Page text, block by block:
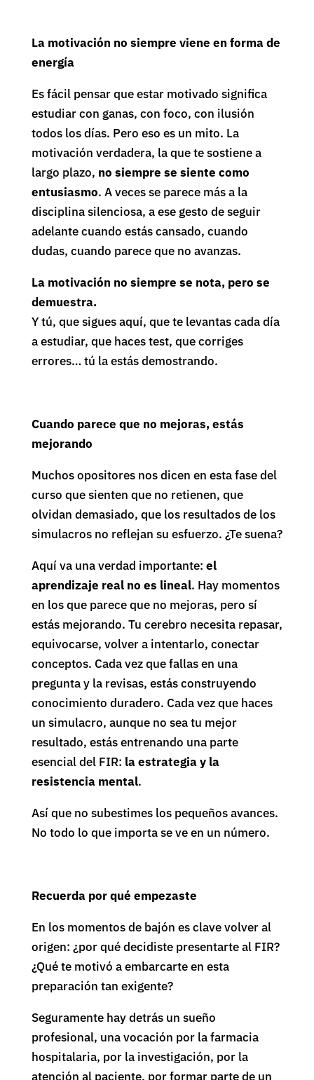
La motivación no siempre viene en forma de
energía
Es fácil pensar que estar motivado significa
estudiar con ganas, con foco, con ilusión
todos los días. Pero eso es un mito. La
motivación verdadera, la que te sostiene a
largo plazo, no siempre se siente como
entusiasmo. A veces se parece más a la
disciplina silenciosa, a ese gesto de seguir
adelante cuando estás cansado, cuando
dudas, cuando parece que no avanzas.
La motivación no siempre se nota, pero se
demuestra.
Y tú, que sigues aquí, que te levantas cada día
a estudiar, que haces test, que corriges
errores… tú la estás demostrando.
Cuando parece que no mejoras, estás
mejorando
Muchos opositores nos dicen en esta fase del
curso que sienten que no retienen, que
olvidan demasiado, que los resultados de los
simulacros no reflejan su esfuerzo. ¿Te suena?
Aquí va una verdad importante: el
aprendizaje real no es lineal. Hay momentos
en los que parece que no mejoras, pero sí
estás mejorando. Tu cerebro necesita repasar,
equivocarse, volver a intentarlo, conectar
conceptos. Cada vez que fallas en una
pregunta y la revisas, estás construyendo
conocimiento duradero. Cada vez que haces
un simulacro, aunque no sea tu mejor
resultado, estás entrenando una parte
esencial del FIR: la estrategia y la
resistencia mental.
Así que no subestimes los pequeños avances.
No todo lo que importa se ve en un número.
Recuerda por qué empezaste
En los momentos de bajón es clave volver al
origen: ¿por qué decidiste presentarte al FIR?
¿Qué te motivó a embarcarte en esta
preparación tan exigente?
Seguramente hay detrás un sueño
profesional, una vocación por la farmacia
hospitalaria, por la investigación, por la
atención al paciente, por formar parte de un